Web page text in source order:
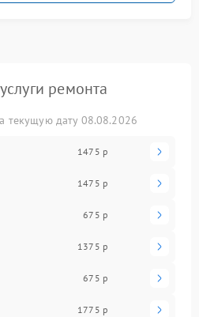
ремонта
текущую дату 08.08.2026
1475 р
1475 р
675 р
1375 р
675 р
1775 р